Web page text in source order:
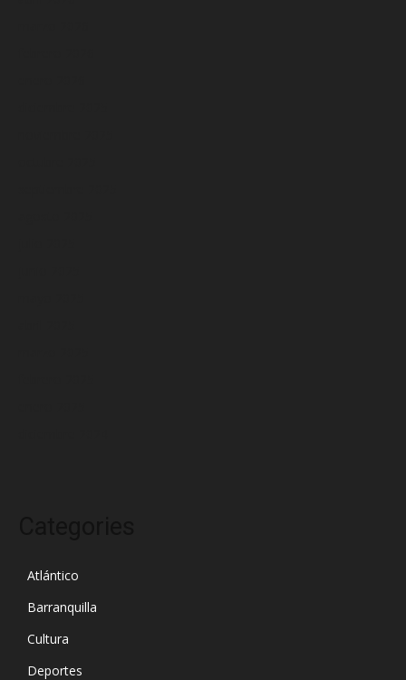
Atlántico
Barranquilla
Cultura
Deportes